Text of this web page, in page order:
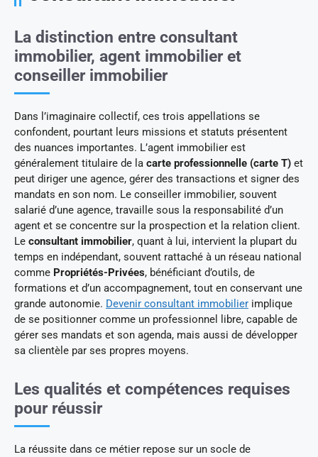
La distinction entre consultant
immobilier, agent immobilier et
conseiller immobilier
Dans l’imaginaire collectif, ces trois appellations se
confondent, pourtant leurs missions et statuts présentent
des nuances importantes. L’agent immobilier est
généralement titulaire de la carte professionnelle (carte T) et
peut diriger une agence, gérer des transactions et signer des
mandats en son nom. Le conseiller immobilier, souvent
salarié d’une agence, travaille sous la responsabilité d’un
agent et se concentre sur la prospection et la relation client.
Le consultant immobilier, quant à lui, intervient la plupart du
temps en indépendant, souvent rattaché à un réseau national
comme Propriétés-Privées, bénéficiant d’outils, de
formations et d’un accompagnement, tout en conservant une
grande autonomie. Devenir consultant immobilier implique
de se positionner comme un professionnel libre, capable de
gérer ses mandats et son agenda, mais aussi de développer
sa clientèle par ses propres moyens.
Les qualités et compétences requises
pour réussir
La réussite dans ce métier repose sur un socle de